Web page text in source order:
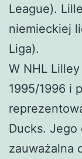
League).
niemieckiej
Liga).
W NHL
1995/1996 i
Ducks. Jego
zauważalna